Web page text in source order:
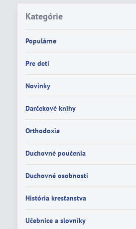
Kategórie
Populárne
Pre deti
Novinky
Darčekové knihy
Orthodoxia
Duchovné poučenia
Duchovné osobnosti
História kresťanstva
Učebnice a slovníky